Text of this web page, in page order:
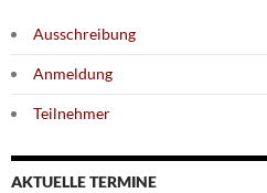
Ausschreibung
Anmeldung
Teilnehmer
AKTUELLE TERMINE